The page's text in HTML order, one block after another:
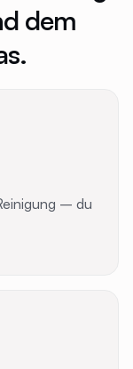
dem
– du